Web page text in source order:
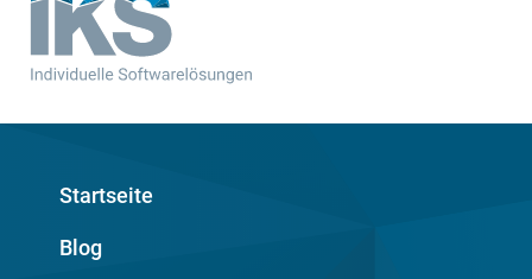
Startseite
Blog